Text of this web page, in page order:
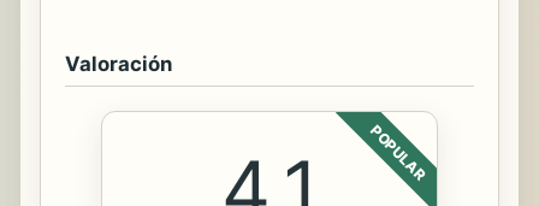
Valoración
POPULAR